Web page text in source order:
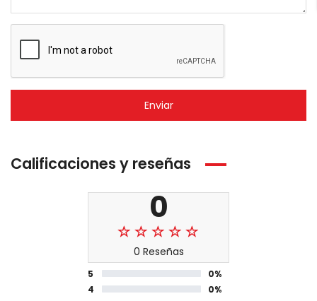
Enviar
Calificaciones y reseñas
0
0 Reseñas
5
0%
4
0%